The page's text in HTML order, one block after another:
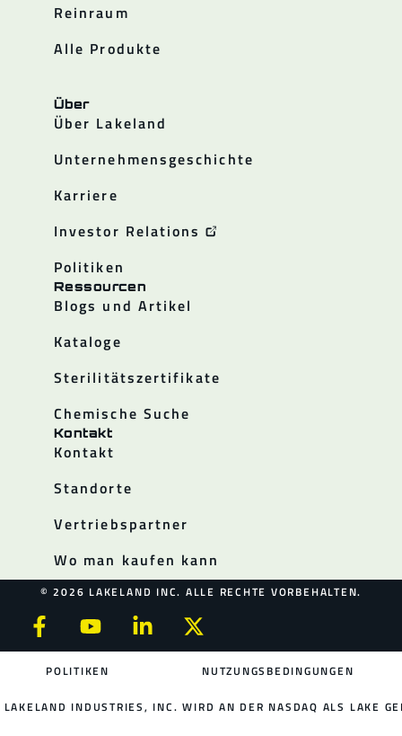
Reinraum
Alle Produkte
Über
Über Lakeland
Unternehmensgeschichte
Karriere
Investor Relations
Politiken
Ressourcen
Blogs und Artikel
Kataloge
Sterilitätszertifikate
Chemische Suche
Kontakt
Kontakt
Standorte
Vertriebspartner
Wo man kaufen kann
© 2026 LAKELAND INC. ALLE RECHTE VORBEHALTEN.
POLITIKEN NUTZUNGSBEDINGUNGEN
LAKELAND INDUSTRIES, INC. WIRD AN DER NASDAQ ALS LAKE